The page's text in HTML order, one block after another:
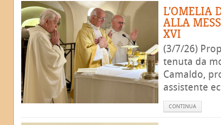
L'OMELIA
ALLA
XVI
(3/7/26)
tenuta da
Camaldo,
assistente
CONTINUA